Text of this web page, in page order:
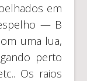
em
— B
uma lua,
perto
Os raios